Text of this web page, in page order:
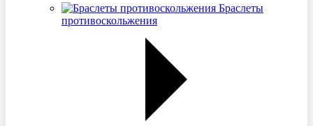
Браслеты
противоскольжения